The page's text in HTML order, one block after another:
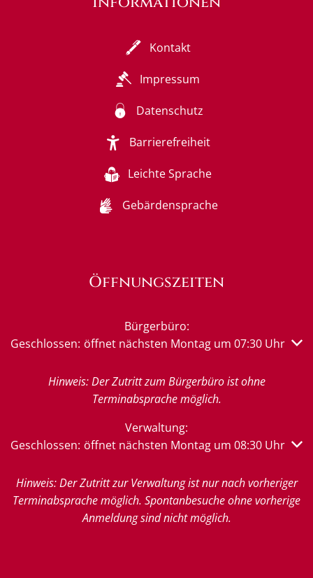
Kontakt
Impressum
Datenschutz
Barrierefreiheit
Leichte Sprache
Gebärdensprache
Öffnungszeiten
Bürgerbüro:
Klicken, um weitere Öffnungs- oder Schließzeiten
Geschlossen: öffnet nächsten Montag um 07:30 Uhr
Hinweis: Der Zutritt zum Bürgerbüro ist ohne
Terminabsprache möglich.
Verwaltung:
Klicken, um weitere Öffnungs- oder Schließzeiten
Geschlossen: öffnet nächsten Montag um 08:30 Uhr
Hinweis: Der Zutritt zur Verwaltung ist nur nach vorheriger
Terminabsprache möglich. Spontanbesuche ohne vorherige
Anmeldung sind nicht möglich.